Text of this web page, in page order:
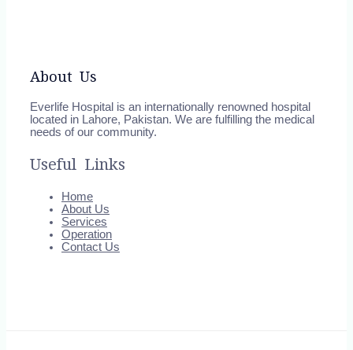
About Us
Everlife Hospital is an internationally renowned hospital
located in Lahore, Pakistan. We are fulfilling the medical
needs of our community.
Useful Links
Home
About Us
Services
Operation
Contact Us